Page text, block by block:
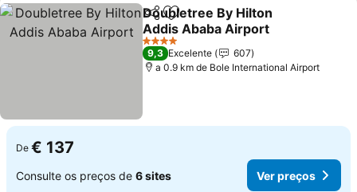
PartilharAdicionar aos favoritos
Doubletree By Hilton
Addis Ababa Airport
Ver preços
4 Estrelas
9,3 Excelente
607
a 0.9 km de Bole International Airport
De € 137
Consulte os preços de 6 sites Ver preços